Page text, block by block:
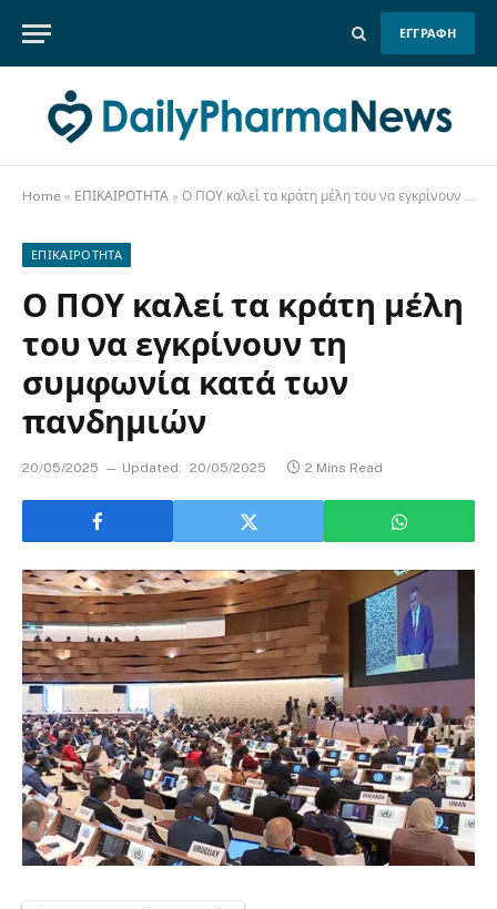
ΕΓΓΡΑΦΗ
Home » ΕΠΙΚΑΙΡΟΤΗΤΑ » Ο ΠΟΥ καλεί τα κράτη μέλη του να εγκρίνουν τη συμφωνία κατά των πανδημιών
ΕΠΙΚΑΙΡΟΤΗΤΑ
Ο ΠΟΥ καλεί τα κράτη μέλη
του να εγκρίνουν τη
συμφωνία κατά των
πανδημιών
20/05/2025 Updated: 20/05/2025 2 Mins Read